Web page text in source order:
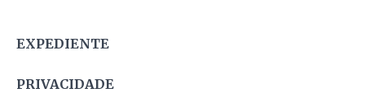
EXPEDIENTE
PRIVACIDADE